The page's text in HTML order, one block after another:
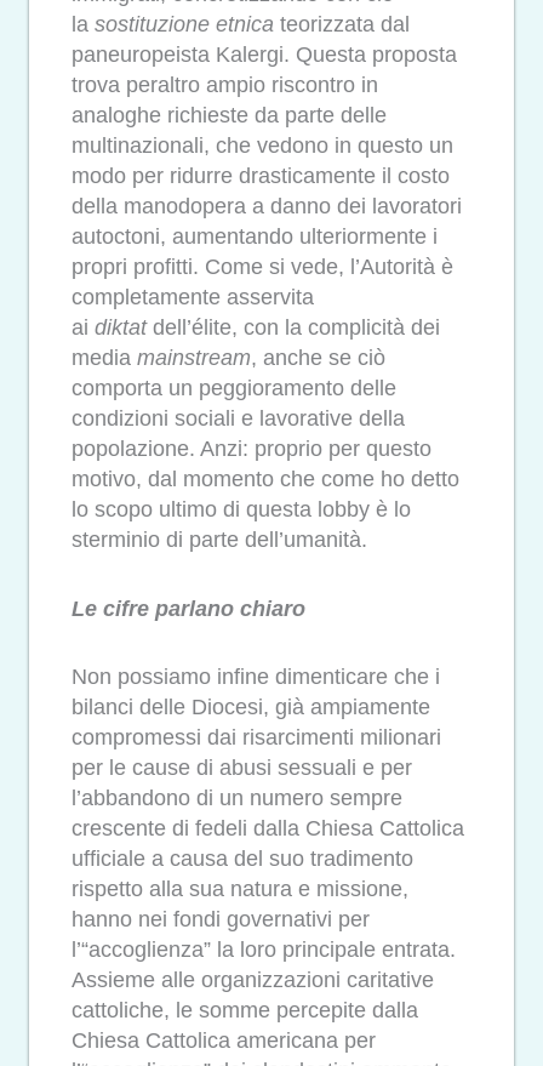
la sostituzione etnica teorizzata dal
paneuropeista Kalergi. Questa proposta
trova peraltro ampio riscontro in
analoghe richieste da parte delle
multinazionali, che vedono in questo un
modo per ridurre drasticamente il costo
della manodopera a danno dei lavoratori
autoctoni, aumentando ulteriormente i
propri profitti. Come si vede, l’Autorità è
completamente asservita
ai diktatdell’élite, con la complicità dei
media mainstream, anche se ciò
comporta un peggioramento delle
condizioni sociali e lavorative della
popolazione. Anzi: proprio per questo
motivo, dal momento che come ho detto
lo scopo ultimo di questa lobby è lo
sterminio di parte dell’umanità.
Le cifre parlano chiaro
Non possiamo infine dimenticare che i
bilanci delle Diocesi, già ampiamente
compromessi dai risarcimenti milionari
per le cause di abusi sessuali e per
l’abbandono di un numero sempre
crescente di fedeli dalla Chiesa Cattolica
ufficiale a causa del suo tradimento
rispetto alla sua natura e missione,
hanno nei fondi governativi per
l’“accoglienza” la loro principale entrata.
Assieme alle organizzazioni caritative
cattoliche, le somme percepite dalla
Chiesa Cattolica americana per